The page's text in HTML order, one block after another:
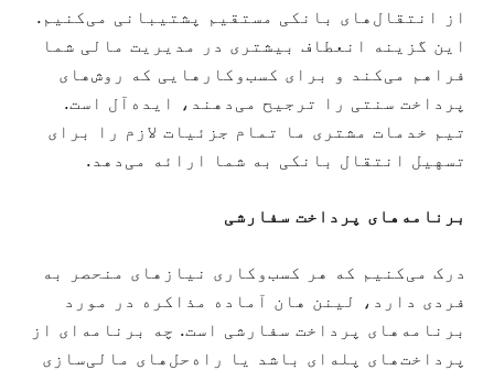
از انتقال‌های بانکی مستقیم پشتیبانی می‌کنیم.
این گزینه انعطاف بیشتری در مدیریت مالی شما
فراهم می‌کند و برای کسب‌وکارهایی که روش‌های
پرداخت سنتی را ترجیح می‌دهند، ایده‌آل است.
تیم خدمات مشتری ما تمام جزئیات لازم را برای
تسهیل انتقال بانکی به شما ارائه می‌دهد.
برنامه‌های پرداخت سفارشی
درک می‌کنیم که هر کسب‌وکاری نیازهای منحصر به
فردی دارد، لینن هان آماده مذاکره در مورد
برنامه‌های پرداخت سفارشی است. چه برنامه‌ای از
پرداخت‌های پله‌ای باشد یا راه‌حل‌های مالی‌سازی